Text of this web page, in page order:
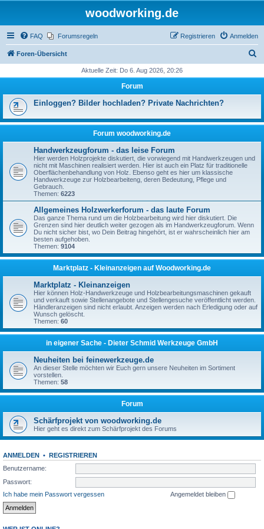
woodworking.de
FAQ Forumsregeln Anmelden
Registrieren
Foren-Übersicht
h
Aktuelle Zeit: Do 6. Aug 2026, 20:26
Forum
Einloggen? Bilder hochladen? Private Nachrichten?
Forum woodworking.de
Handwerkzeugforum - das leise Forum
Hier werden Holzprojekte diskutiert, die vorwiegend mit Handwerkzeugen und
nicht mit Maschinen realisiert werden. Hier ist auch ein Platz für traditionelle
Oberflächenbehandlung von Holz. Ebenso geht es hier um klassische
Handwerkzeuge zur Holzbearbeiteng, deren Bedeutung, Pflege und
Gebrauch.
Themen: 6223
Allgemeines Holzwerkerforum - das laute Forum
Das ganze Thema rund um die Holzbearbeitung wird hier diskutiert. Die
Grenzen sind hier deutlich weiter gezogen als im Handwerkzeugforum. Wenn
Du nicht sicher bist, wo Dein Beitrag hingehört, ist er wahrscheinlich hier am
besten aufgehoben.
Themen: 9104
Marktplatz - Kleinanzeigen auf Woodworking.de
Marktplatz - Kleinanzeigen
Hier können Holz-Handwerkzeuge und Holzbearbeitungsmaschinen gekauft
und verkauft sowie Stellenangebote und Stellengesuche veröffentlicht werden.
Händleranzeigen sind nicht erlaubt. Anzeigen werden nach Erledigung oder auf
Wunsch gelöscht.
Themen: 60
in eigener Sache - Dieter Schmid Werkzeuge GmbH
Neuheiten bei feinewerkzeuge.de
An dieser Stelle möchten wir Euch gern unsere Neuheiten im Sortiment
vorstellen.
Themen: 58
Forum
Schärfprojekt von woodworking.de
Hier geht es direkt zum Schärfprojekt des Forums
ANMELDEN • REGISTRIEREN
Benutzername:
Passwort:
Ich habe mein Passwort vergessen
Angemeldet bleiben